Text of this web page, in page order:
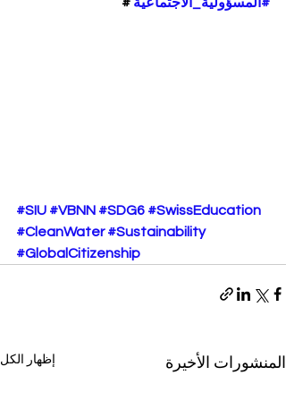
#SIU #VBNN #SDG6 #SwissEducation
#CleanWater #Sustainability
#GlobalCitizenship
المنشورات الأخيرة إظهار الكل